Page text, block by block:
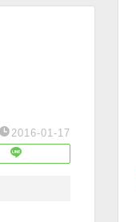
2016-01-17